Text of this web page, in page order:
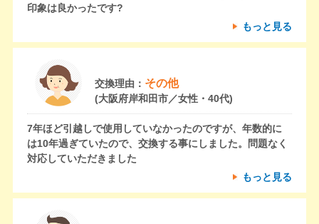
印象は良かったです?
もっと見る
交換理由： その他
(大阪府岸和田市／女性・40代)
7年ほど引越しで使用していなかったのですが、年数的に
は10年過ぎていたので、交換する事にしました。問題なく
対応していただきました
もっと見る